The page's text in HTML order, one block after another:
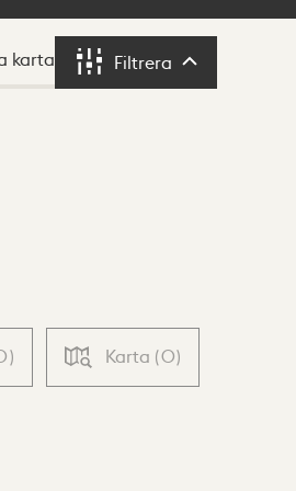
karta Filtrera Filtrera
) Karta (0)